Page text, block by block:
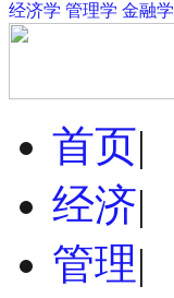
经济学 管理学 金融学
首页|
经济|
管理|